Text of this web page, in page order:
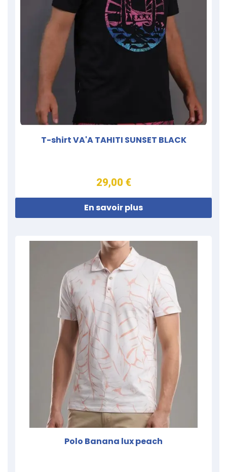
T-shirt VA'A TAHITI SUNSET BLACK
29,00 €
En savoir plus
Polo Banana lux peach